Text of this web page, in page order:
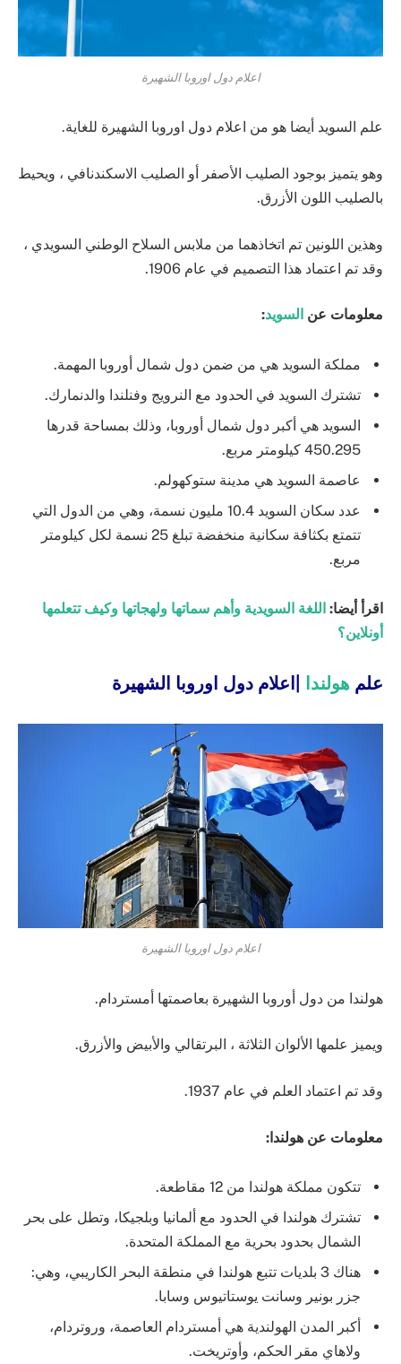
اعلام دول اوروبا الشهيرة
علم السويد أيضا هو من اعلام دول اوروبا الشهيرة للغاية.
وهو يتميز بوجود الصليب الأصفر أو الصليب الاسكندنافي ، ويحيط
بالصليب اللون الأزرق.
وهذين اللونين تم اتخاذهما من ملابس السلاح الوطني السويدي ،
وقد تم اعتماد هذا التصميم في عام 1906.
معلومات عن السويد:
مملكة السويد هي من ضمن دول شمال أوروبا المهمة.
تشترك السويد في الحدود مع النرويج وفنلندا والدنمارك.
السويد هي أكبر دول شمال أوروبا، وذلك بمساحة قدرها
450.295 كيلومتر مربع.
عاصمة السويد هي مدينة ستوكهولم.
عدد سكان السويد 10.4 مليون نسمة، وهي من الدول التي
تتمتع بكثافة سكانية منخفضة تبلغ 25 نسمة لكل كيلومتر
مربع.
اقرأ أيضا: اللغة السويدية وأهم سماتها ولهجاتها وكيف تتعلمها
أونلاين؟
علم هولندا |اعلام دول اوروبا الشهيرة
اعلام دول اوروبا الشهيرة
هولندا من دول أوروبا الشهيرة بعاصمتها أمستردام.
ويميز علمها الألوان الثلاثة ، البرتقالي والأبيض والأزرق.
وقد تم اعتماد العلم في عام 1937.
معلومات عن هولندا:
تتكون مملكة هولندا من 12 مقاطعة.
تشترك هولندا في الحدود مع ألمانيا وبلجيكا، وتطل على بحر
الشمال بحدود بحرية مع المملكة المتحدة.
هناك 3 بلديات تتبع هولندا في منطقة البحر الكاريبي، وهي:
جزر بونير وسانت يوستاتيوس وسابا.
أكبر المدن الهولندية هي أمستردام العاصمة، وروتردام،
ولاهاي مقر الحكم، وأوتريخت.